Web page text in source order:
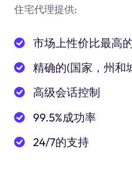
住宅代理提供:
市场上性价比最高
精确的(国家，州和
高级会话控制
99.5%成功率
24/7的支持